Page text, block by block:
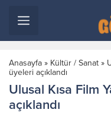
Anasayfa » Kültür / Sanat »
üyeleri açıklandı
Ulusal Kısa Film
açıklandı